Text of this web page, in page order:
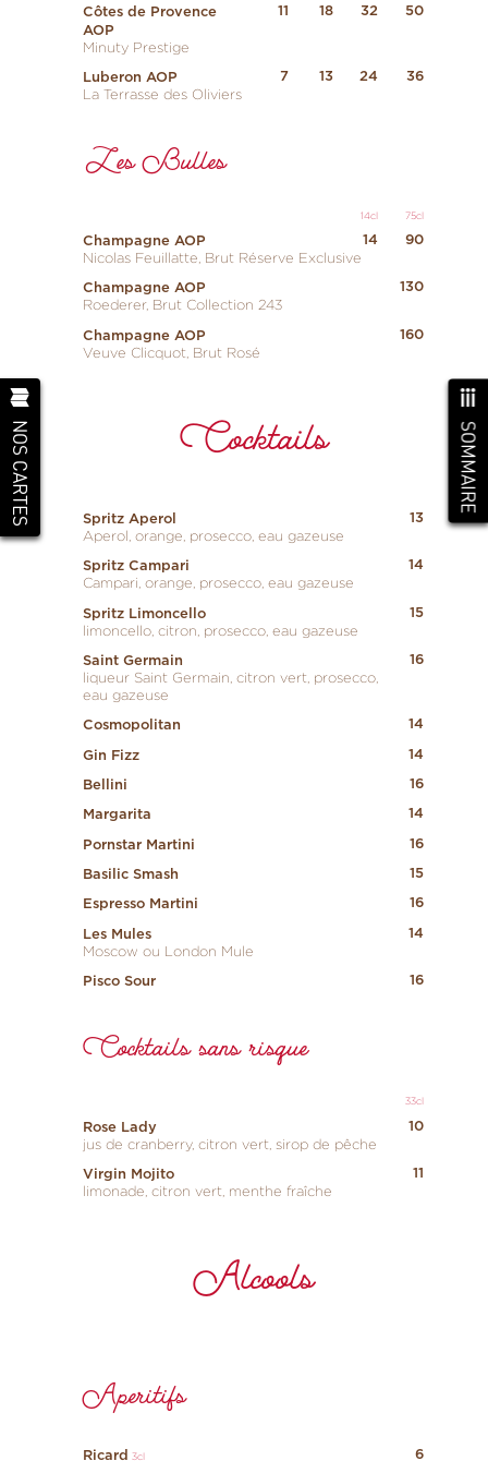
50
32
18
11
Côtes de Provence
AOP
Minuty Prestige
36
24
13
7
Luberon AOP
La Terrasse des Oliviers
Les Bulles
75cl
14cl
90
14
Champagne AOP
Nicolas Feuillatte, Brut Réserve Exclusive
130
Champagne AOP
Roederer, Brut Collection 243
160
Champagne AOP
Veuve Clicquot, Brut Rosé
Cocktails
13
Spritz Aperol
Aperol, orange, prosecco, eau gazeuse
14
Spritz Campari
Campari, orange, prosecco, eau gazeuse
15
Spritz Limoncello
limoncello, citron, prosecco, eau gazeuse
16
Saint Germain
liqueur Saint Germain, citron vert, prosecco,
eau gazeuse
14
Cosmopolitan
14
Gin Fizz
16
Bellini
14
Margarita
16
Pornstar Martini
15
Basilic Smash
16
Espresso Martini
14
Les Mules
Moscow ou London Mule
16
Pisco Sour
Cocktails sans risque
33cl
10
Rose Lady
jus de cranberry, citron vert, sirop de pêche
11
Virgin Mojito
limonade, citron vert, menthe fraîche
Alcools
Aperitifs
6
Ricard 3cl
NOS CARTES SOMMAIRE